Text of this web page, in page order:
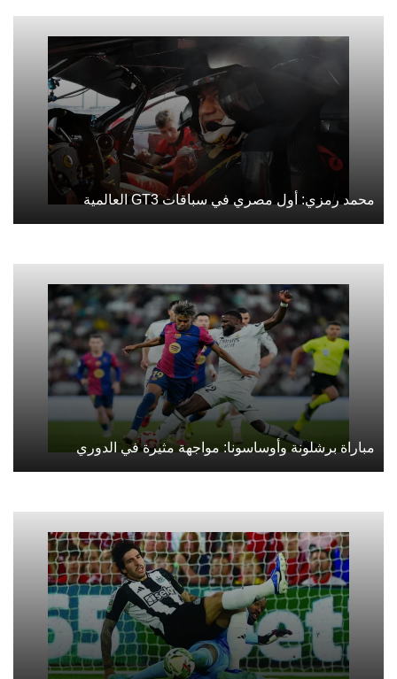
محمد رمزي: أول مصري في سباقات GT3 العالمية
مباراة برشلونة وأوساسونا: مواجهة مثيرة في الدوري